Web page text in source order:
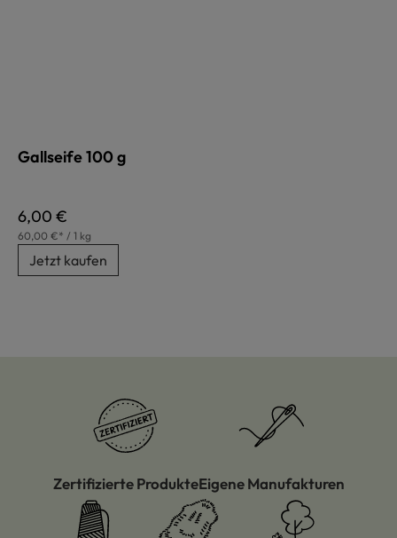
Gallseife 100 g
Regulärer Preis:
6,00 €
60,00 €* / 1 kg
Jetzt kaufen
Zertifizierte ProdukteEigene Manufakturen